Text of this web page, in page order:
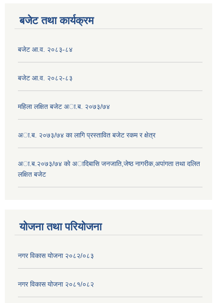
बजेट तथा कार्यक्रम
बजेट आ.व. २०८३-८४
बजेट आ.व. २०८२-८३
महिला लक्षित बजेट अा.ब. २०७३/७४
अा.ब. २०७३/७४ का लागि प्रस्तावित बजेट रकम र क्षेत्र
अा.ब.२०७३/७४ काे अादिबासि जनजाति,जेष्ठ नागरीक,अपांगता तथा दलित
लक्षित बजेट
योजना तथा परियोजना
नगर विकास योजना २०८२/०८३
नगर विकास योजना २०८१/०८२